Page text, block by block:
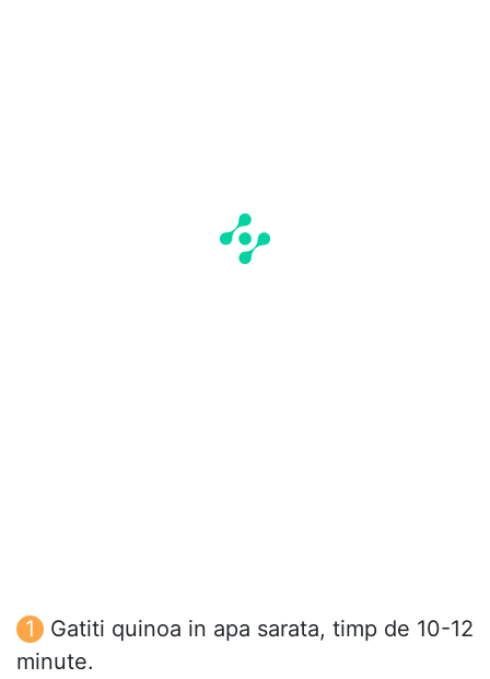
Gatiti quinoa in apa sarata, timp de 10-12
minute.